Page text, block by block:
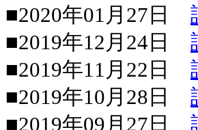
■2020年01月27日
■2019年12月24日
■2019年11月22日
■2019年10月28日
■2019年09月27日